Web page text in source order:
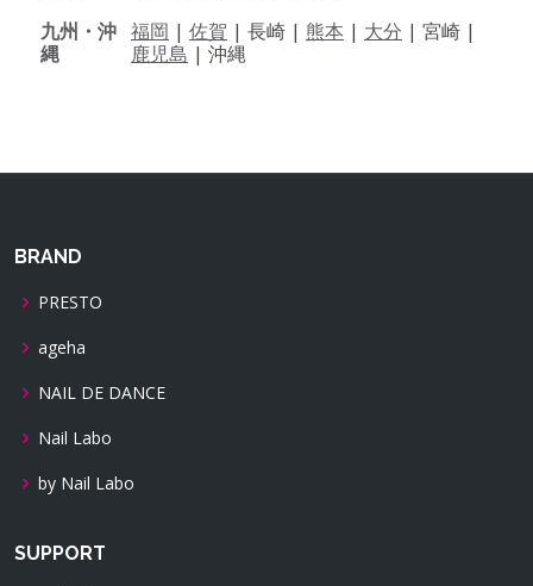
九州・沖
縄
福岡 | 佐賀 | 長崎 | 熊本 | 大分 | 宮崎 |
鹿児島 | 沖縄
BRAND
PRESTO
ageha
NAIL DE DANCE
Nail Labo
by Nail Labo
SUPPORT